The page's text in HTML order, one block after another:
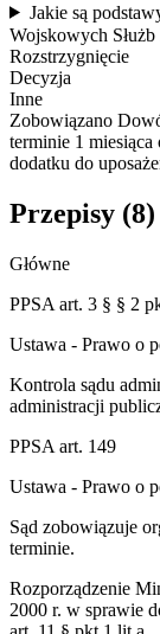
Jakie są
Wojskowych
Rozstrzygnięcie
Decyzja
Inne
Zobowiązano
terminie 1
dodatku do
Przepisy (8)
Główne
PPSA art. 3 § § 2
Ustawa - Prawo o
Kontrola sądu
administracji
PPSA art. 149
Ustawa - Prawo o
Sąd zobowiązuje
terminie.
Rozporządzenie
2000 r. w sprawie